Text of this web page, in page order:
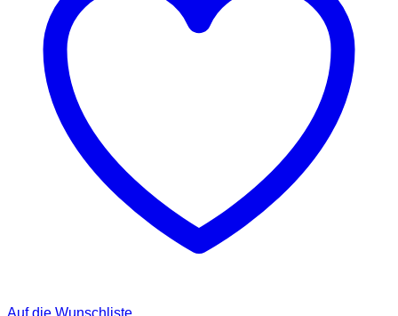
Auf die Wunschliste